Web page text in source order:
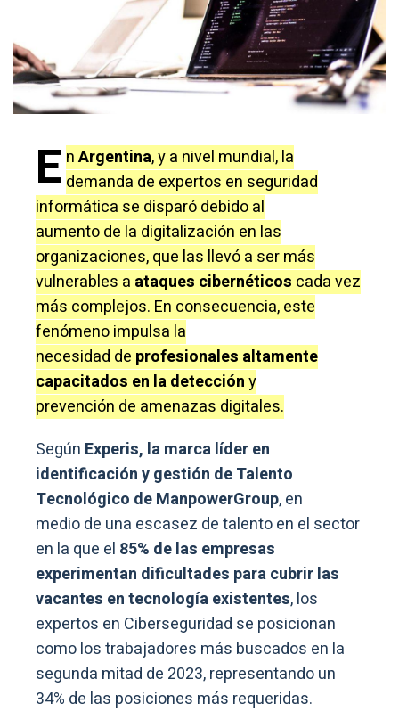
E nArgentina, y a nivel mundial, la
demanda de expertos en seguridad
informática se disparó debido al
aumento de la digitalización en las
organizaciones, que las llevó a ser más
vulnerables a ataques cibernéticos cada vez
más complejos. En consecuencia, este
fenómeno impulsa la
necesidad de profesionales altamente
capacitados en la deteccióny
prevención de amenazas digitales.
Según Experis, la marca líder en
identificación y gestión de Talento
Tecnológico de ManpowerGroup, en
medio de una escasez de talento en el sector
en la que el 85% de las empresas
experimentan dificultades para cubrir las
vacantes en tecnología existentes, los
expertos en Ciberseguridad se posicionan
como los trabajadores más buscados en la
segunda mitad de 2023, representando un
34% de las posiciones más requeridas.